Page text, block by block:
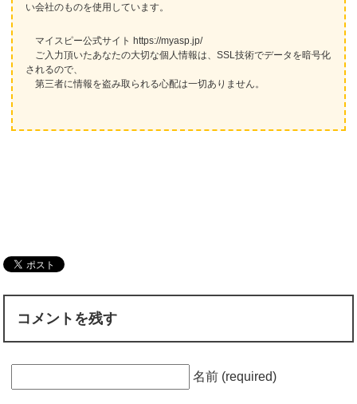
い会社のものを使用しています。
マイスピー公式サイト https://myasp.jp/
ご入力頂いたあなたの大切な個人情報は、SSL技術でデータを暗号化
されるので、
第三者に情報を盗み取られる心配は一切ありません。
コメントを残す
名前 (required)